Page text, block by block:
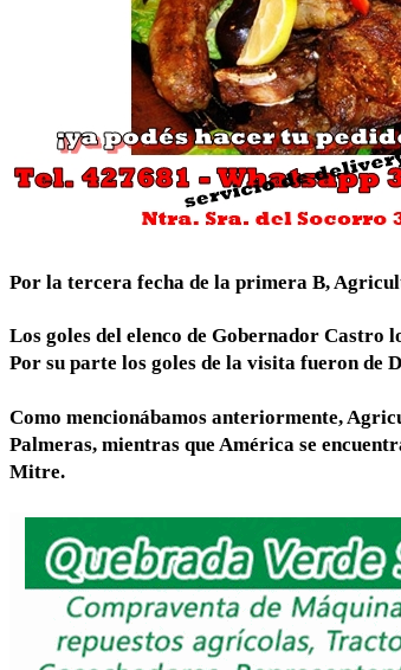
Por la tercera fecha de la primera B,
Los goles del elenco de Gobernador
Por su parte los goles de la visita fueron de
Como mencionábamos anteriormente,
Palmeras, mientras que América se
Mitre.